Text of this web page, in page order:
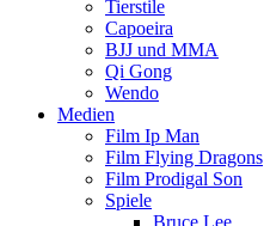
Tierstile
Capoeira
BJJ und MMA
Qi Gong
Wendo
Medien
Film Ip Man
Film Flying Dragons
Film Prodigal Son
Spiele
Bruce Lee